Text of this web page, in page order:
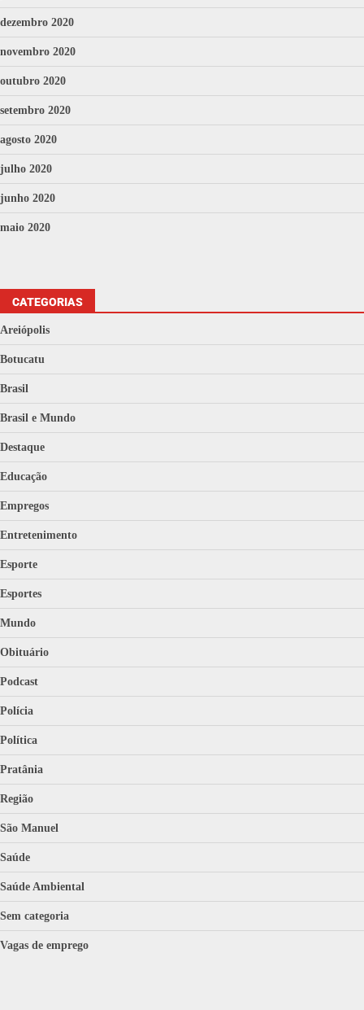
dezembro 2020
novembro 2020
outubro 2020
setembro 2020
agosto 2020
julho 2020
junho 2020
maio 2020
CATEGORIAS
Areiópolis
Botucatu
Brasil
Brasil e Mundo
Destaque
Educação
Empregos
Entretenimento
Esporte
Esportes
Mundo
Obituário
Podcast
Polícia
Política
Pratânia
Região
São Manuel
Saúde
Saúde Ambiental
Sem categoria
Vagas de emprego